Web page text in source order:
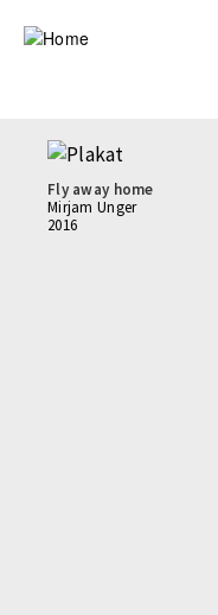
Fly away home
Mirjam Unger
2016